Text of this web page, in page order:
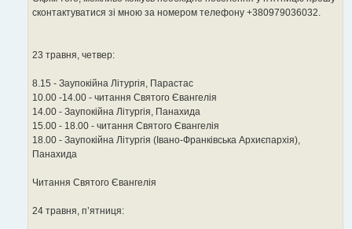
сконтактуватися зі мною за номером телефону +380979036032.
23 травня, четвер:
8.15 - Заупокійна Літургія, Парастас
10.00 -14.00 - читання Святого Євангелія
14.00 - Заупокійна Літургія, Панахида
15.00 - 18.00 - читання Святого Євангелія
18.00 - Заупокійна Літургія (Івано-Франківська Архиєпархія),
Панахида
Читання Святого Євангелія
24 травня, п’ятниця: